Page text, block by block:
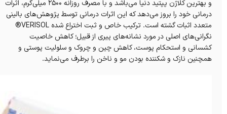
و بهترین کلاژن پپتید دنیا می‌باشد و با مصرف روزانه ۲۵۰۰ میلی‌گرم، اثرات
درمانی خود را بروز می‌دهد که این اثرات درمانی توسط پژوهش‌های بالینی
متعدد اثبات گشته است. ترکیب خاص و ثبت اختراع شده VERISOL®
نگرانی‌های اصلی در مورد نشانه‌های پیری از قبیل؛ کاهش خاصیت
کشسانی و استحکام پوست، کاهش چین و چروک و سلولیت پوستی و
همچنین نازک و شکننده بودن مو و ناخن را برطرف می‌نماید.